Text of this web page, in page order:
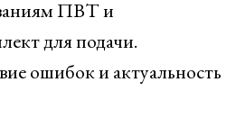
ПВТ и
для подачи.
ошибок и актуальность